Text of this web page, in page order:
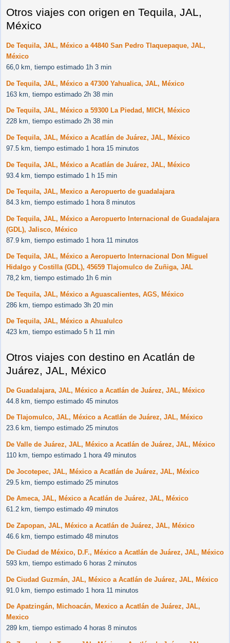
Otros viajes con origen en Tequila, JAL,
México
De Tequila, JAL, México a 44840 San Pedro Tlaquepaque, JAL,
México
66,0 km, tiempo estimado 1h 3 min
De Tequila, JAL, México a 47300 Yahualica, JAL, México
163 km, tiempo estimado 2h 38 min
De Tequila, JAL, México a 59300 La Piedad, MICH, México
228 km, tiempo estimado 2h 38 min
De Tequila, JAL, México a Acatlán de Juárez, JAL, México
97.5 km, tiempo estimado 1 hora 15 minutos
De Tequila, JAL, México a Acatlán de Juárez, JAL, México
93.4 km, tiempo estimado 1 h 15 min
De Tequila, JAL, Mexico a Aeropuerto de guadalajara
84.3 km, tiempo estimado 1 hora 8 minutos
De Tequila, JAL, México a Aeropuerto Internacional de Guadalajara
(GDL), Jalisco, México
87.9 km, tiempo estimado 1 hora 11 minutos
De Tequila, JAL, México a Aeropuerto Internacional Don Miguel
Hidalgo y Costilla (GDL), 45659 Tlajomulco de Zuñiga, JAL
78,2 km, tiempo estimado 1h 6 min
De Tequila, JAL, México a Aguascalientes, AGS, México
286 km, tiempo estimado 3h 20 min
De Tequila, JAL, México a Ahualulco
423 km, tiempo estimado 5 h 11 min
Otros viajes con destino en Acatlán de
Juárez, JAL, México
De Guadalajara, JAL, México a Acatlán de Juárez, JAL, México
44.8 km, tiempo estimado 45 minutos
De Tlajomulco, JAL, México a Acatlán de Juárez, JAL, México
23.6 km, tiempo estimado 25 minutos
De Valle de Juárez, JAL, México a Acatlán de Juárez, JAL, México
110 km, tiempo estimado 1 hora 49 minutos
De Jocotepec, JAL, México a Acatlán de Juárez, JAL, México
29.5 km, tiempo estimado 25 minutos
De Ameca, JAL, México a Acatlán de Juárez, JAL, México
61.2 km, tiempo estimado 49 minutos
De Zapopan, JAL, México a Acatlán de Juárez, JAL, México
46.6 km, tiempo estimado 48 minutos
De Ciudad de México, D.F., México a Acatlán de Juárez, JAL, México
593 km, tiempo estimado 6 horas 2 minutos
De Ciudad Guzmán, JAL, México a Acatlán de Juárez, JAL, México
91.0 km, tiempo estimado 1 hora 11 minutos
De Apatzingán, Michoacán, Mexico a Acatlán de Juárez, JAL,
Mexico
289 km, tiempo estimado 4 horas 8 minutos